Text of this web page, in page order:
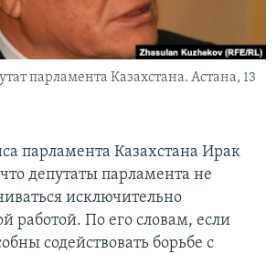
парламента Казахстана. Астана, 13
парламента Казахстана Ирак
депутаты парламента не
исключительно
работой. По его словам, если
содействовать борьбе с